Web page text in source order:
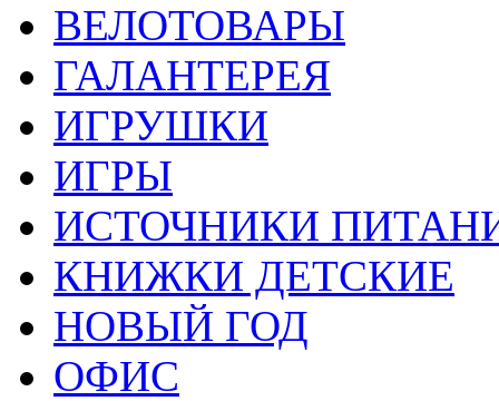
ВЕЛОТОВАРЫ
ГАЛАНТЕРЕЯ
ИГРУШКИ
ИГРЫ
ИСТОЧНИКИ
КНИЖКИ ДЕТСКИЕ
НОВЫЙ ГОД
ОФИС